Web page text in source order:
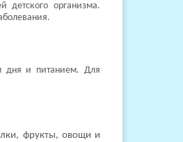
детского организма.
дня и питанием. Для
фрукты, овощи и